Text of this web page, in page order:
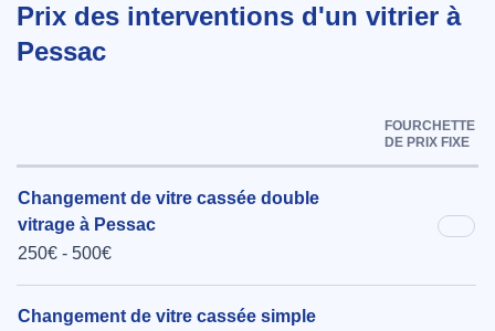
Prix des interventions d'un vitrier à
Pessac
FOURCHETTE
DE PRIX FIXE
Changement de vitre cassée double
vitrage à Pessac
250€ - 500€
Changement de vitre cassée simple